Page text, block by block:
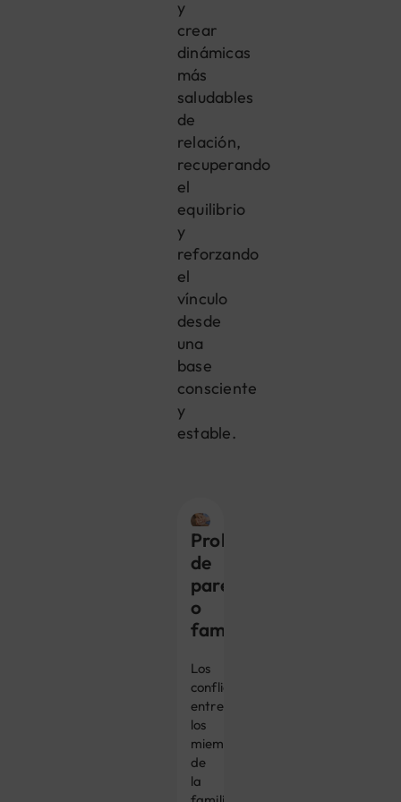
y
crear
dinámicas
más
saludables
de
relación,
recuperando
el
equilibrio
y
reforzando
el
vínculo
desde
una
base
consciente
y
estable.
Problemas
de
pareja
o
familiares
Los
conflictos
entre
los
miembros
de
la